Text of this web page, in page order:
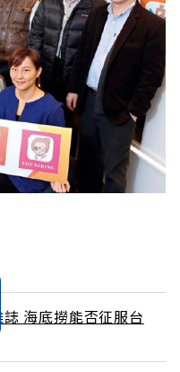
海底撈能否征服台